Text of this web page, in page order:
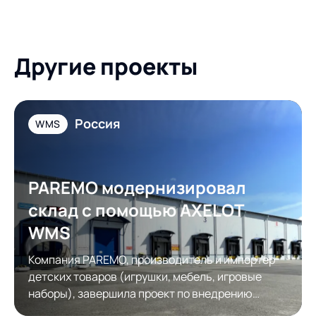
Другие проекты
WMS Россия
PAREMO модернизировал
склад с помощью AXELOT
WMS
Компания PAREMO, производитель и импортер
детских товаров (игрушки, мебель, игровые
наборы), завершила проект по внедрению
системы управления складом AXELOT WMS.